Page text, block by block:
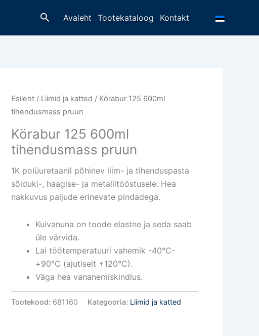
OtsingAvaleht Tootekataloog Kontakt
Esileht / Liimid ja katted / Körabur 125 600ml
tihendusmass pruun
Körabur 125 600ml
tihendusmass pruun
1K polüuretaanil põhinev liim- ja tihenduspasta
sõiduki-, haagise- ja metallitööstusele. Hea
nakkuvus paljude erinevate pindadega.
Kuivanuna on toode elastne ja seda saab
üle värvida.
Lai töötemperatuuri vahemik -40°C-
+90°C (ajutiselt +120°C).
Väga hea vananemiskindlus.
Tootekood: 681160 Kategooria: Liimid ja katted